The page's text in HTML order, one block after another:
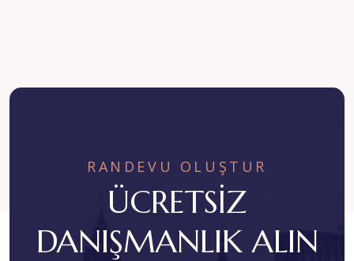
RANDEVU OLUŞTUR
ÜCRETSİZ
DANIŞMANLIK ALIN